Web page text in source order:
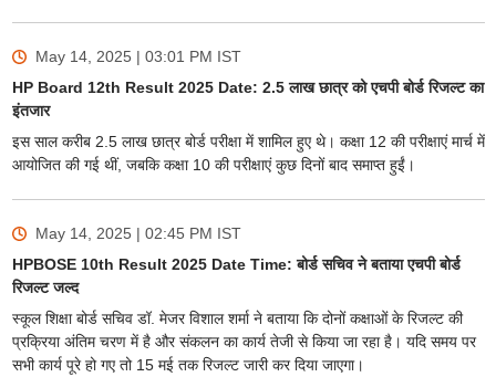
May 14, 2025 | 03:01 PM IST
HP Board 12th Result 2025 Date: 2.5 लाख छात्र को एचपी बोर्ड रिजल्ट का
इंतजार
इस साल करीब 2.5 लाख छात्र बोर्ड परीक्षा में शामिल हुए थे। कक्षा 12 की परीक्षाएं मार्च में
आयोजित की गई थीं, जबकि कक्षा 10 की परीक्षाएं कुछ दिनों बाद समाप्त हुईं।
May 14, 2025 | 02:45 PM IST
HPBOSE 10th Result 2025 Date Time: बोर्ड सचिव ने बताया एचपी बोर्ड
रिजल्ट जल्द
स्कूल शिक्षा बोर्ड सचिव डॉ. मेजर विशाल शर्मा ने बताया कि दोनों कक्षाओं के रिजल्ट की
प्रक्रिया अंतिम चरण में है और संकलन का कार्य तेजी से किया जा रहा है। यदि समय पर
सभी कार्य पूरे हो गए तो 15 मई तक रिजल्ट जारी कर दिया जाएगा।